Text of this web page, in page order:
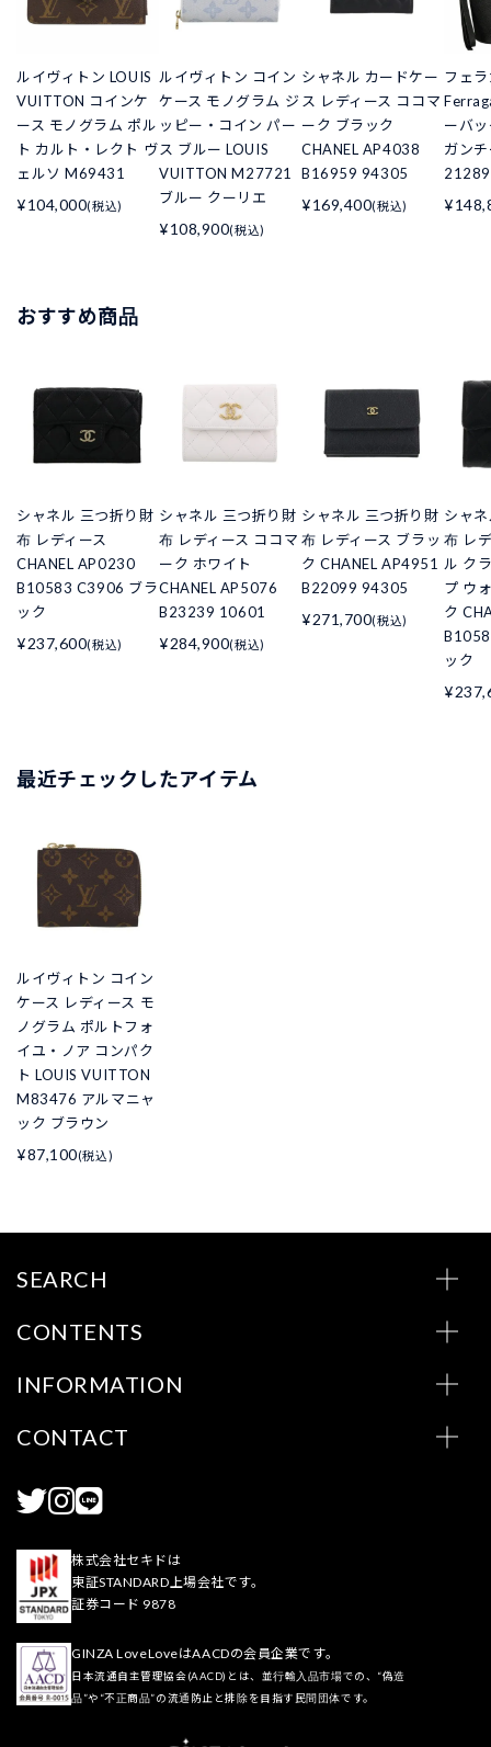
ルイヴィトン LOUIS
VUITTON コインケ
ース モノグラム ポル
ト カルト・レクト ヴ
ェルソ M69431
¥104,000(税込)
ルイヴィトン コイン
ケース モノグラム ジ
ッピー・コイン パー
ス ブルー LOUIS
VUITTON M27721
ブルー クーリエ
¥108,900(税込)
シャネル カードケー
ス レディース ココマ
ーク ブラック
CHANEL AP4038
B16959 94305
¥169,400(税込)
フェ
ーバ
ガン
おすすめ商品
シャネル 三つ折り財
布 レディース
CHANEL AP0230
B10583 C3906 ブラ
ック
¥237,600(税込)
シャネル 三つ折り財
布 レディース ココマ
ーク ホワイト
CHANEL AP5076
B23239 10601
¥284,900(税込)
シャネル 三つ折り財
布 レディース ブラッ
ク CHANEL AP4951
B22099 94305
¥271,700(税込)
シャ
布 レ
ル ク
プ ウ
ク
ック
最近チェックしたアイテム
ルイヴィトン コイン
ケース レディース モ
ノグラム ポルトフォ
イユ・ノア コンパク
ト LOUIS VUITTON
M83476 アルマニャ
ック ブラウン
¥87,100(税込)
SEARCH
CONTENTS
INFORMATION
CONTACT
株式会社セキドは
東証STANDARD上場会社です。
証券コード 9878
GINZA LoveLoveはAACDの会員企業です。
日本流通自主管理協会(AACD)とは、並行輸入品市場での、“偽造
品”や“不正商品”の流通防止と排除を目指す民間団体です。